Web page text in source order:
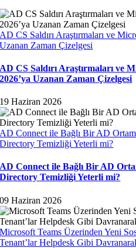
AD CS Saldırı Araştırmaları ve
Uzanan Zaman Çizelgesi
AD CS Saldırı Araştırmaları ve
2026’ya Uzanan Zaman Çizelgesi
19 Haziran 2026
AD Connect ile Bağlı Bir AD
Directory Temizliği Yeterli mi?
AD Connect ile Bağlı Bir AD
Directory Temizliği Yeterli mi?
09 Haziran 2026
Microsoft Teams Üzerinden Yeni
Tenant’lar Helpdesk Gibi